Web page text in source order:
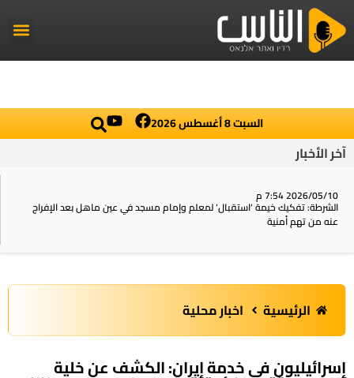
السبت 8 أغسطس 2026
آخر الأخبار
2026/05/10 7:54 م
الشرطة: تفكيك خيمة ‘استقبال‘ لمعلم وإمام مسجد في عين ماهل بعد الإفراج
عنه من تهم أمنية
الرئيسية اخبار محلية
إسرائيليون في خدمة إيران: الكشف عن خلية